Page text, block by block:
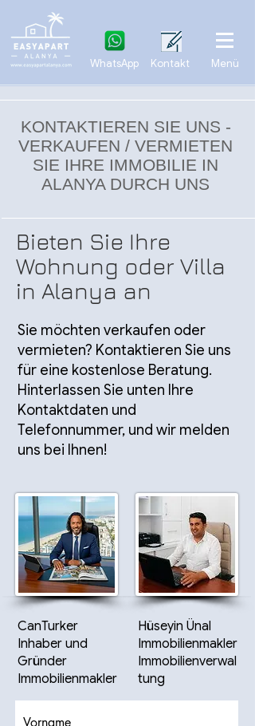
WhatsApp Kontakt Menü
KONTAKTIEREN SIE UNS -
VERKAUFEN / VERMIETEN
SIE IHRE IMMOBILIE IN
ALANYA DURCH UNS
Bieten Sie Ihre
Wohnung oder Villa
in Alanya an
Sie möchten verkaufen oder
vermieten? Kontaktieren Sie uns
für eine kostenlose Beratung.
Hinterlassen Sie unten Ihre
Kontaktdaten und
Telefonnummer, und wir melden
uns bei Ihnen!
CanTurker
Inhaber und
Gründer
Immobilienmakler
Hüseyin Ünal
Immobilienmakler
Immobilienverwal
tung
Vorname